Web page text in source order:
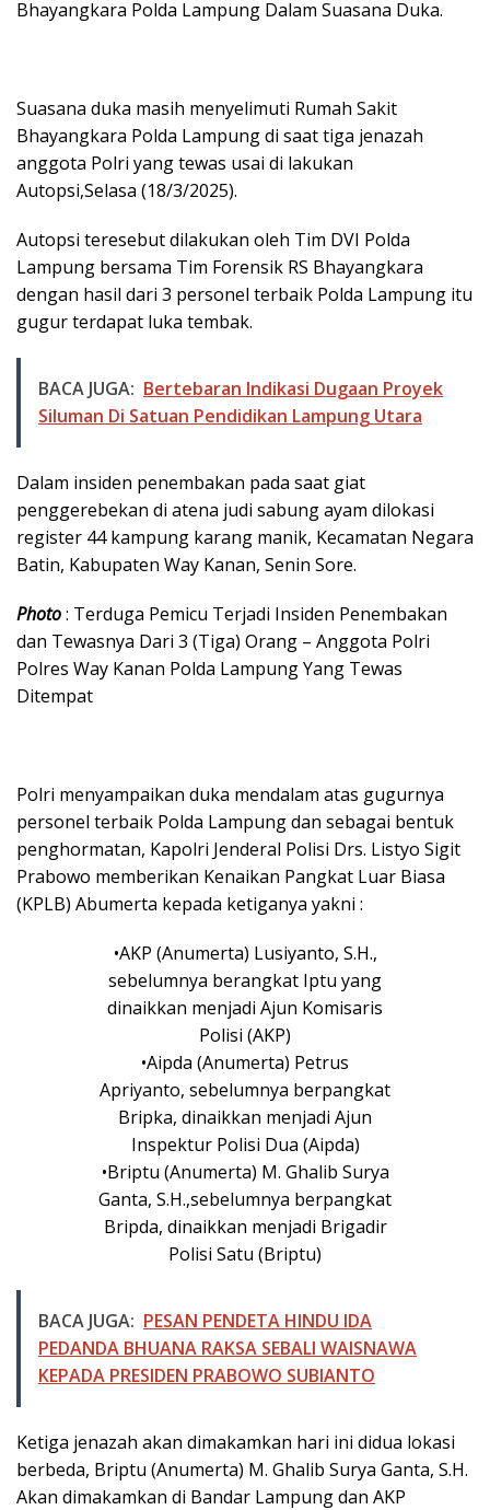
Bhayangkara Polda Lampung Dalam Suasana Duka.
Suasana duka masih menyelimuti Rumah Sakit
Bhayangkara Polda Lampung di saat tiga jenazah
anggota Polri yang tewas usai di lakukan
Autopsi,Selasa (18/3/2025).
Autopsi teresebut dilakukan oleh Tim DVI Polda
Lampung bersama Tim Forensik RS Bhayangkara
dengan hasil dari 3 personel terbaik Polda Lampung itu
gugur terdapat luka tembak.
BACA JUGA: Bertebaran Indikasi Dugaan Proyek
Siluman Di Satuan Pendidikan Lampung Utara
Dalam insiden penembakan pada saat giat
penggerebekan di atena judi sabung ayam dilokasi
register 44 kampung karang manik, Kecamatan Negara
Batin, Kabupaten Way Kanan, Senin Sore.
Photo: Terduga Pemicu Terjadi Insiden Penembakan
dan Tewasnya Dari 3 (Tiga) Orang – Anggota Polri
Polres Way Kanan Polda Lampung Yang Tewas
Ditempat
Polri menyampaikan duka mendalam atas gugurnya
personel terbaik Polda Lampung dan sebagai bentuk
penghormatan, Kapolri Jenderal Polisi Drs. Listyo Sigit
Prabowo memberikan Kenaikan Pangkat Luar Biasa
(KPLB) Abumerta kepada ketiganya yakni :
•AKP (Anumerta) Lusiyanto, S.H.,
sebelumnya berangkat Iptu yang
dinaikkan menjadi Ajun Komisaris
Polisi (AKP)
•Aipda (Anumerta) Petrus
Apriyanto, sebelumnya berpangkat
Bripka, dinaikkan menjadi Ajun
Inspektur Polisi Dua (Aipda)
•⁠Briptu (Anumerta) M. Ghalib Surya
Ganta, S.H.,sebelumnya berpangkat
Bripda, dinaikkan menjadi Brigadir
Polisi Satu (Briptu)
BACA JUGA: PESAN PENDETA HINDU IDA
PEDANDA BHUANA RAKSA SEBALI WAISNAWA
KEPADA PRESIDEN PRABOWO SUBIANTO
Ketiga jenazah akan dimakamkan hari ini didua lokasi
berbeda, Briptu (Anumerta) M. Ghalib Surya Ganta, S.H.
Akan dimakamkan di Bandar Lampung dan AKP